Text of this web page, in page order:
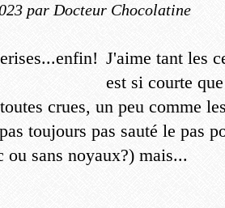
par Docteur Chocolatine
J'aime tant les
est si courte
crues, un peu comme
toujours pas sauté le pas
sans noyaux?) mais...